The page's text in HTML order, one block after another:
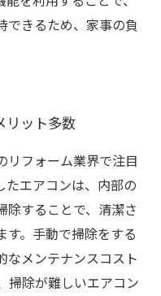
できるため、家事の負
リット多数
リフォーム業界で注目
たエアコンは、内部の
除することで、清潔さ
す。手動で掃除をする
なメンテナンスコスト
掃除が難しいエアコン